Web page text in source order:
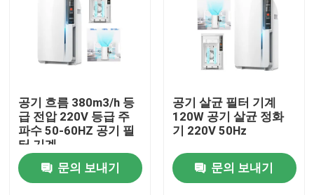
공기 흐름 380m3/h 등
급 전압 220V 등급 주
파수 50-60HZ 공기 필
터 기계
문의 보내기
공기 살균 필터 기계
120W 공기 살균 정화
기 220V 50Hz
문의 보내기